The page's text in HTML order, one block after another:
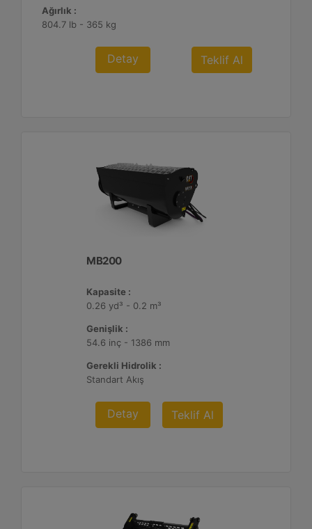
Ağırlık :
804.7 lb - 365 kg
Detay Teklif Al
MB200
Kapasite :
0.26 yd³ - 0.2 m³
Genişlik :
54.6 inç - 1386 mm
Gerekli Hidrolik :
Standart Akış
Detay Teklif Al